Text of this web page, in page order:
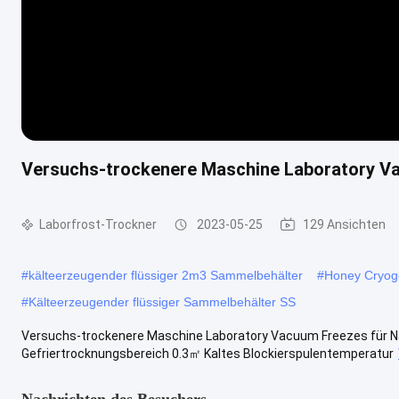
Versuchs-trockenere Maschine Laboratory
Laborfrost-Trockner 2023-05-25 129 Ansichten
#kälteerzeugender flüssiger 2m3 Sammelbehälter #Honey
#Kälteerzeugender flüssiger Sammelbehälter SS
Versuchs-trockenere Maschine Laboratory Vacuum Freezes für
Gefriertrocknungsbereich 0.3㎡ Kaltes Blockierspulentemperatur